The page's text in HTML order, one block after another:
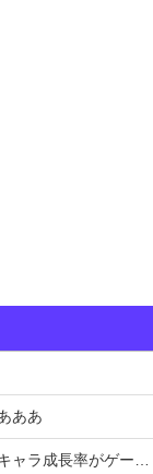
ああ
ム内で見れるようになる